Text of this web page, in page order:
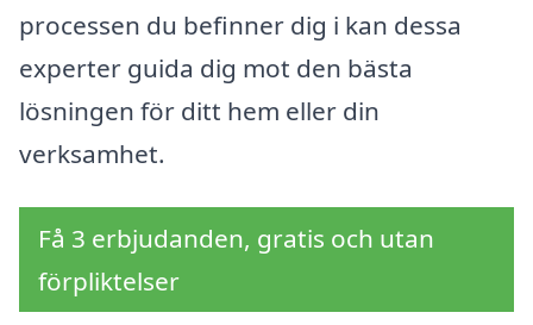
processen du befinner dig i kan dessa
experter guida dig mot den bästa
lösningen för ditt hem eller din
verksamhet.
Få 3 erbjudanden, gratis och utan
förpliktelser